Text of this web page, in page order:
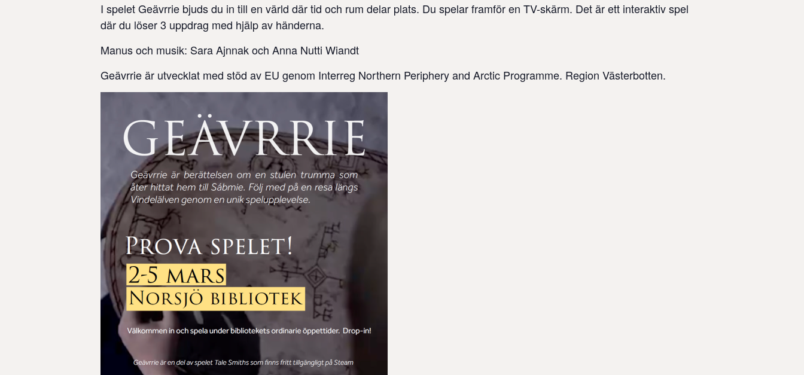
I spelet Geävrrie bjuds du in till en värld där tid och rum delar plats. Du spelar framför en TV-skärm. Det är ett interaktiv spel
där du löser 3 uppdrag med hjälp av händerna.
Manus och musik: Sara Ajnnak och Anna Nutti Wiandt
Geävrrie är utvecklat med stöd av EU genom Interreg Northern Periphery and Arctic Programme. Region Västerbotten.